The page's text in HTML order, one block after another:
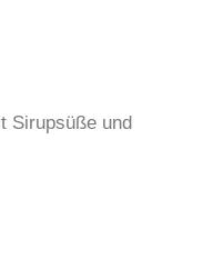
Sirupsüße und